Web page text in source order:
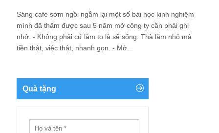
Sáng cafe sớm ngồi ngẫm lại một số bài học kinh nghiệm
mình đã thấm được sau 5 năm mở công ty cần phải ghi
nhớ. - Không phải cứ làm to là sẽ sống. Thà làm nhỏ mà
tiền thật, việc thật, nhanh gọn. - Mở...
Quà tặng